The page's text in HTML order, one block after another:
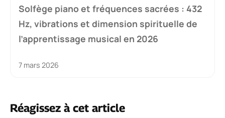
Solfège piano et fréquences sacrées : 432
Hz, vibrations et dimension spirituelle de
l’apprentissage musical en 2026
7 mars 2026
Réagissez à cet article